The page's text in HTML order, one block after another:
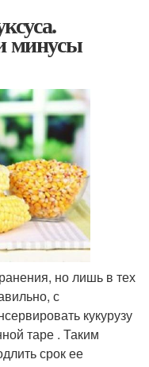
минусы
но лишь в тех
с
кукурузу
таре . Таким
срок ее